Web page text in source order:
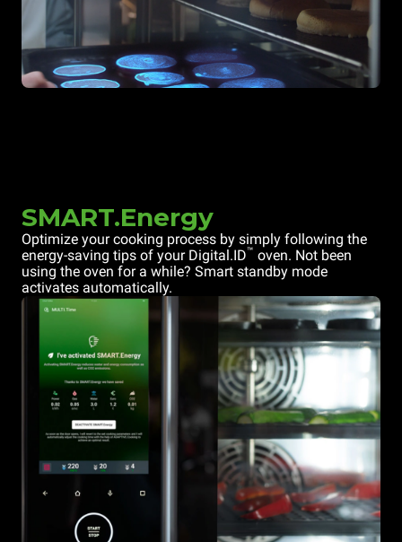
SMART.Energy
Optimize your cooking process by simply following the
energy-saving tips of your Digital.ID™ oven. Not been
using the oven for a while? Smart standby mode
activates automatically.